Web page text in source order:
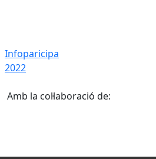
Infoparicipa
2022
Amb la col·laboració de: